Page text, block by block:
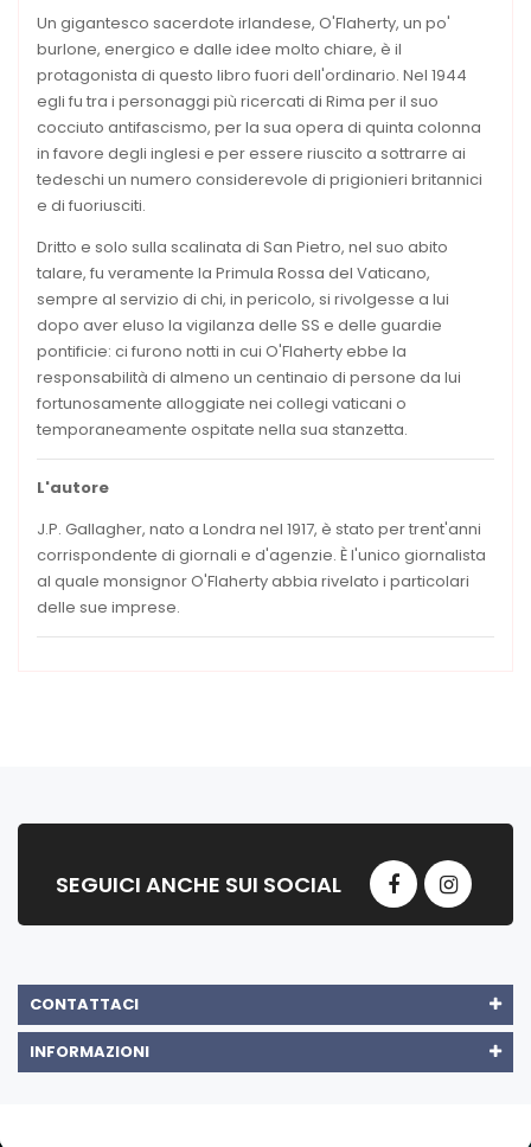
Un gigantesco sacerdote irlandese, O'Flaherty, un po'
burlone, energico e dalle idee molto chiare, è il
protagonista di questo libro fuori dell'ordinario. Nel 1944
egli fu tra i personaggi più ricercati di Rima per il suo
cocciuto antifascismo, per la sua opera di quinta colonna
in favore degli inglesi e per essere riuscito a sottrarre ai
tedeschi un numero considerevole di prigionieri britannici
e di fuoriusciti.
Dritto e solo sulla scalinata di San Pietro, nel suo abito
talare, fu veramente la Primula Rossa del Vaticano,
sempre al servizio di chi, in pericolo, si rivolgesse a lui
dopo aver eluso la vigilanza delle SS e delle guardie
pontificie: ci furono notti in cui O'Flaherty ebbe la
responsabilità di almeno un centinaio di persone da lui
fortunosamente alloggiate nei collegi vaticani o
temporaneamente ospitate nella sua stanzetta.
L'autore
J.P. Gallagher, nato a Londra nel 1917, è stato per trent'anni
corrispondente di giornali e d'agenzie. È l'unico giornalista
al quale monsignor O'Flaherty abbia rivelato i particolari
delle sue imprese.
SEGUICI ANCHE SUI SOCIAL
CONTATTACI
INFORMAZIONI